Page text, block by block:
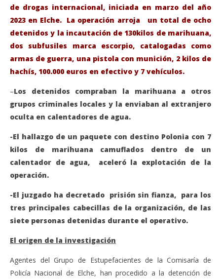
VIENDO AHORA
Desarticulada una organización criminal de 8
febrero
2024
Admin
de drogas internacional, iniciada en marzo del año
2023 en Elche. La operación arroja un total de ocho
detenidos y la incautación de 130kilos de marihuana,
dos subfusiles marca escorpio, catalogadas como
armas de guerra, una pistola con munición, 2 kilos de
hachís, 100.000 euros en efectivo y 7 vehículos.
–Los detenidos compraban la marihuana a otros
grupos criminales locales y la enviaban al extranjero
oculta en calentadores de agua.
-El hallazgo de un paquete con destino Polonia con 7
kilos de marihuana camuflados dentro de un
calentador de agua, aceleró la explotación de la
operación.
-El juzgado ha decretado prisión sin fianza, para los
tres principales cabecillas de la organización, de las
siete personas detenidas durante el operativo.
El origen de la investigación
Agentes del Grupo de Estupefacientes de la Comisaría de
Policía Nacional de Elche, han procedido a la detención de